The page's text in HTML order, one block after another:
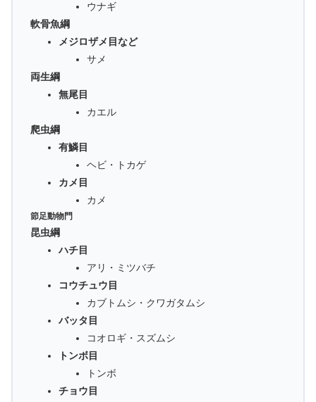
ウナギ
軟骨魚綱
メジロザメ目など
サメ
両生綱
無尾目
カエル
爬虫綱
有鱗目
ヘビ・トカゲ
カメ目
カメ
節足動物門
昆虫綱
ハチ目
アリ・ミツバチ
コウチュウ目
カブトムシ・クワガタムシ
バッタ目
コオロギ・スズムシ
トンボ目
トンボ
チョウ目